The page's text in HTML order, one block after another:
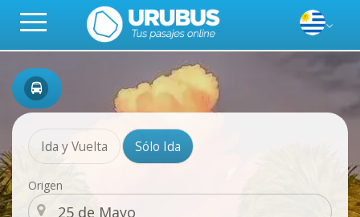
Ida y Vuelta Sólo Ida
Origen